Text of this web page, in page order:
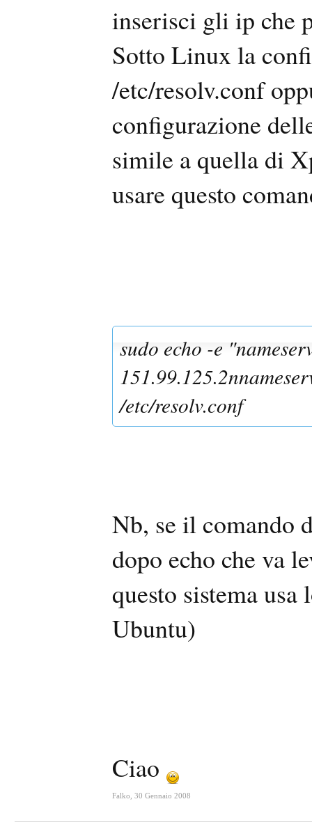
inserisci gli ip
Sotto Linux la
/etc/resolv.conf
configurazione
simile a quella di
usare questo
sudo echo -e
/etc/resolv.conf
Nb, se il comando
dopo echo che va
questo sistema usa
Ubuntu)
Ciao
Falko 30 Gennaio 2008